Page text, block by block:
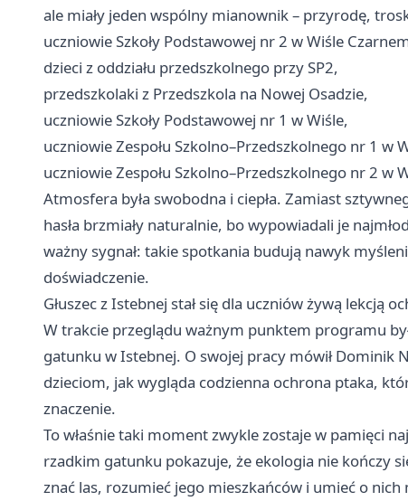
ale miały jeden wspólny mianownik – przyrodę,
uczniowie Szkoły Podstawowej nr 2 w Wiśle
dzieci z oddziału przedszkolnego przy SP2,
przedszkolaki z Przedszkola na Nowej Osadzie,
uczniowie Szkoły Podstawowej nr 1 w Wiśle,
uczniowie Zespołu Szkolno–Przedszkolnego nr 1 w
uczniowie Zespołu Szkolno–Przedszkolnego nr 2 w
Atmosfera była swobodna i ciepła. Zamiast
hasła brzmiały naturalnie, bo wypowiadali je
ważny sygnał: takie spotkania budują nawyk
doświadczenie.
Głuszec z Istebnej stał się dla uczniów żywą lekcją
W trakcie przeglądu ważnym punktem programu
gatunku w Istebnej. O swojej pracy mówił Dominik
dzieciom, jak wygląda codzienna ochrona ptaka,
znaczenie.
To właśnie taki moment zwykle zostaje w pamięci
rzadkim gatunku pokazuje, że ekologia nie kończy
znać las, rozumieć jego mieszkańców i umieć o